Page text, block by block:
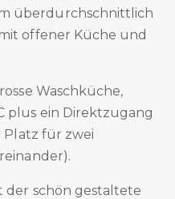
überdurchschnittlich
offener Küche und
Waschküche,
plus ein Direktzugang
Platz für zwei
der schön gestaltete